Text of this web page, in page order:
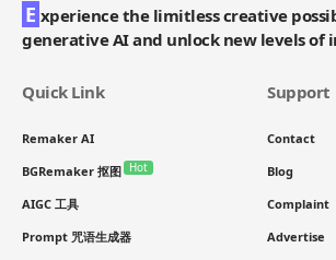
E xperience the limitless creative
generative AI and unlock new levels of
Quick Link
Remaker AI
BGRemaker 抠图 Hot
AIGC 工具
Prompt 咒语生成器
Support
Contact
Blog
Complaint
Advertise